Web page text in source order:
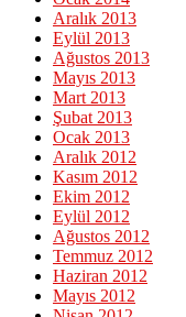
Aralık 2013
Eylül 2013
Ağustos 2013
Mayıs 2013
Mart 2013
Şubat 2013
Ocak 2013
Aralık 2012
Kasım 2012
Ekim 2012
Eylül 2012
Ağustos 2012
Temmuz 2012
Haziran 2012
Mayıs 2012